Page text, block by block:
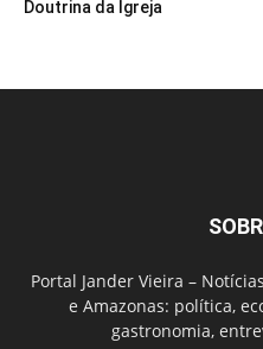
Doutrina da Igreja
Portal Jander Vieira –
e Amazonas: política,
gastronomia,